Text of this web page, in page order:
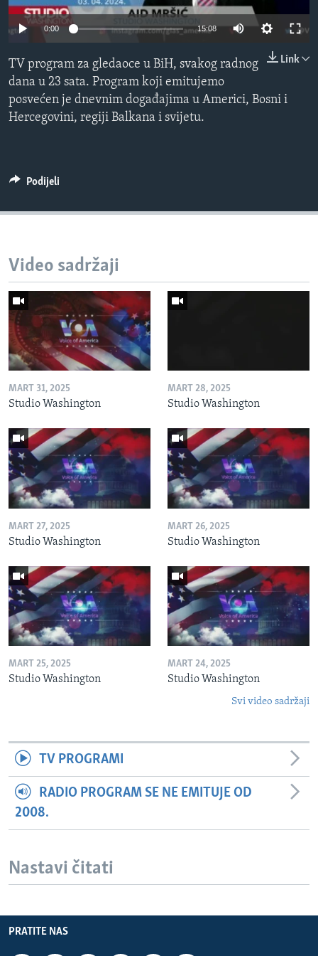
MAGAZIN
O GLASU AMERIKE
Learning English
PRATITE NAS
Jezici
0:00 15:08
Link
TV program za gledaoce u BiH, svakog radnog
dana u 23 sata. Program koji emitujemo
posvećen je dnevnim događajima u Americi, Bosni i
Hercegovini, regiji Balkana i svijetu.
Podijeli
Video sadržaji
MART 31, 2025
Studio Washington
MART 28, 2025
Studio Washington
MART 27, 2025
Studio Washington
MART 26, 2025
Studio Washington
MART 25, 2025
Studio Washington
MART 24, 2025
Studio Washington
Svi video sadržaji
TV PROGRAMI
RADIO PROGRAM SE NE EMITUJE OD
2008.
Nastavi čitati
PRATITE NAS